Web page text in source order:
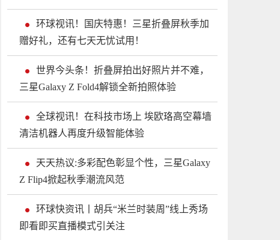
环球视讯！国庆特惠！三星折叠屏秋季加
赠好礼，还有七天无忧试用！
世界今头条！折叠屏拍出好照片并不难，
三星Galaxy Z Fold4解锁全新拍照体验
全球视讯！在科技市场上 埃欧珞高空幕墙
清洁机器人再度升级智能体验
天天热议:多彩配色彰显个性，三星Galaxy
Z Flip4掀起秋季潮流风范
环球快资讯丨胡兵“米兰时装周”线上秀场
即看即买直播模式引关注